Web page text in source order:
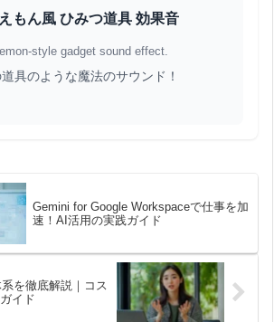
えもん風 ひみつ道具 効果音
style gadget sound effect.
具のような魔法のサウンド！
Gemini for Google Workspaceで仕事を加
速！AI活用の実践ガイド
を徹底解説｜コス
イド